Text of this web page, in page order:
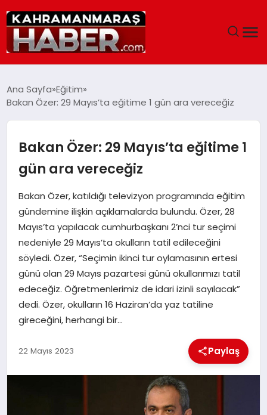
EĞITIM
EKONOMI
SAĞLIK
GENEL
SPOR
İLÇE HABERLERI
DÜNYA
İLETIŞIM
Ana Sayfa Eğitim
Bakan Özer: 29 Mayıs’ta eğitime 1 gün ara vereceğiz
Bakan Özer: 29 Mayıs’ta eğitime 1
gün ara vereceğiz
Bakan Özer, katıldığı televizyon programında eğitim
gündemine ilişkin açıklamalarda bulundu. Özer, 28
Mayıs’ta yapılacak cumhurbaşkanı 2’nci tur seçimi
nedeniyle 29 Mayıs’ta okulların tatil edileceğini
söyledi. Özer, “Seçimin ikinci tur oylamasının ertesi
günü olan 29 Mayıs pazartesi günü okullarımızı tatil
edeceğiz. Öğretmenlerimiz de idari izinli sayılacak”
dedi. Özer, okulların 16 Haziran’da yaz tatiline
gireceğini, herhangi bir…
22 Mayıs 2023 Paylaş